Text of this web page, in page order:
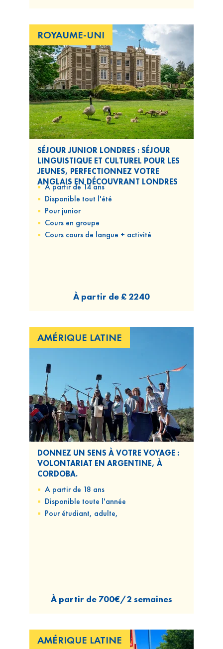
ROYAUME-UNI
SÉJOUR JUNIOR LONDRES : SÉJOUR
LINGUISTIQUE ET CULTUREL POUR LES
JEUNES, PERFECTIONNEZ VOTRE
ANGLAIS EN DÉCOUVRANT LONDRES
A partir de 14 ans
Disponible tout l'été
Pour junior
Cours en groupe
Cours cours de langue + activité
À partir de£ 2240
AMÉRIQUE LATINE
DONNEZ UN SENS À VOTRE VOYAGE :
VOLONTARIAT EN ARGENTINE, À
CORDOBA.
A partir de 18 ans
Disponible toute l'année
Pour étudiant, adulte,
À partir de 700€/2 semaines
AMÉRIQUE LATINE